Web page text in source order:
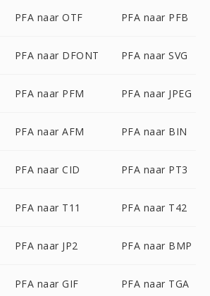
PFA naar OTF PFA naar PFB
PFA naar DFONT PFA naar SVG
PFA naar PFM PFA naar JPEG
PFA naar AFM PFA naar BIN
PFA naar CID PFA naar PT3
PFA naar T11 PFA naar T42
PFA naar JP2 PFA naar BMP
PFA naar GIF PFA naar TGA